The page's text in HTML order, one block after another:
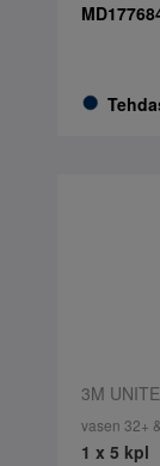
3M
vasen 32+
1 x 5 kpl